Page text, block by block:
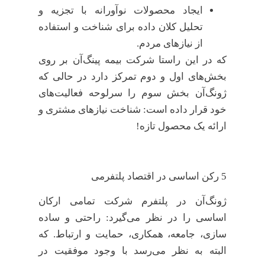
ایجاد محصولات نوآورانه با تجزیه و
تحلیل کلان داده برای شناخت و استفاده
از نیازهای مردم.
که در این راستا شرکت بیمه پینگ‌آن بر روی
بخش‌های اول و دوم تمرکز دارد در حالی که
ژونگ‌آن بخش سوم را سرلوحه فعالیت‌های
خود قرار داده است: شناخت نیازهای مشتری و
ارائه یک محصول تازه!
5 رکن اساسی در اقتصاد پلتفرمی
ژونگ‌آن در پلتفرم شرکت تمامی ارکان
اساسی را در نظر می‌گیرد: راحتی و ساده
سازی، جامعه، همکاری، حمایت و ارتباط. که
البته به نظر می‌رسد با وجود موفقیت در